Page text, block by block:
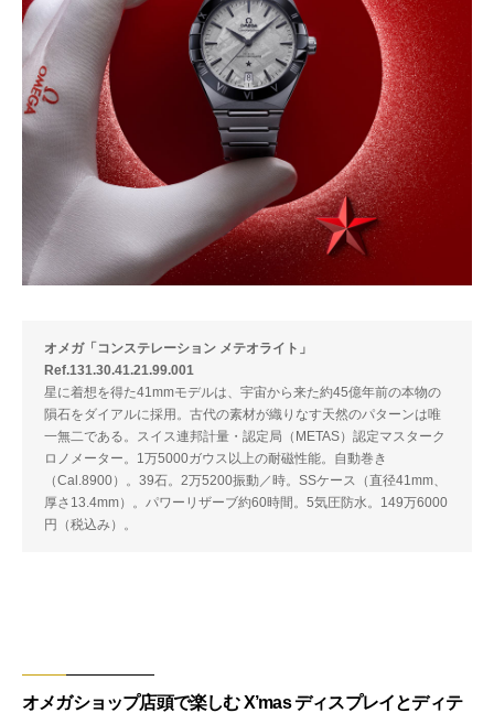
オメガ「コンステレーション メテオライト」
Ref.131.30.41.21.99.001
星に着想を得た41mmモデルは、宇宙から来た約45億年前の本物の
隕石をダイアルに採用。古代の素材が織りなす天然のパターンは唯
一無二である。スイス連邦計量・認定局（METAS）認定マスターク
ロノメーター。1万5000ガウス以上の耐磁性能。自動巻き
（Cal.8900）。39石。2万5200振動／時。SSケース（直径41mm、
厚さ13.4mm）。パワーリザーブ約60時間。5気圧防水。149万6000
円（税込み）。
オメガショップ店頭で楽しむ X’mas ディスプレイとディテ